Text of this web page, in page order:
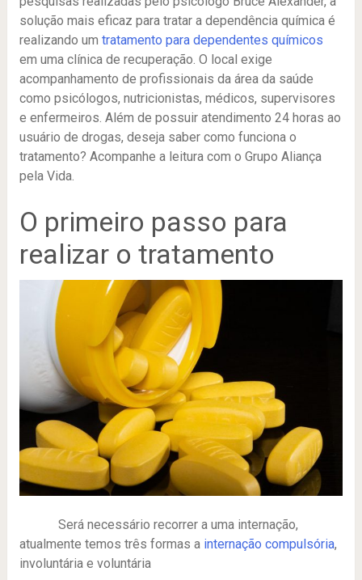
solução mais eficaz para tratar a dependência química é
realizando um tratamento para dependentes químicos
em uma clínica de recuperação. O local exige
acompanhamento de profissionais da área da saúde
como psicólogos, nutricionistas, médicos, supervisores
e enfermeiros. Além de possuir atendimento 24 horas ao
usuário de drogas, deseja saber como funciona o
tratamento? Acompanhe a leitura com o Grupo Aliança
pela Vida.
O primeiro passo para
realizar o tratamento
Será necessário recorrer a uma internação,
atualmente temos três formas a internação compulsória,
involuntária e voluntária